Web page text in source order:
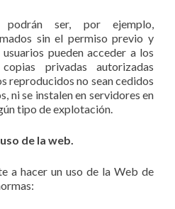
podrán ser, por ejemplo,
sin el permiso previo y
pueden acceder a los
privadas autorizadas
reproducidos no sean cedidos
ni se instalen en servidores en
tipo de explotación.
de la web.
a hacer un uso de la Web de